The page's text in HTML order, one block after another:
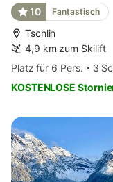
10
Fantastisch
Tschlin
4,9 km zum Skilift
Platz für 6 Pers.
3
KOSTENLOSE